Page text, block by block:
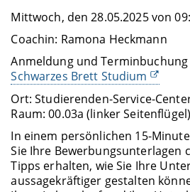
Mittwoch, den 28.05.2025 von
Coachin: Ramona Heckmann
Anmeldung und Terminbuchung
Schwarzes Brett Studium
Ort: Studierenden-Service-
Raum: 00.03a (linker Seitenflügel)
In einem persönlichen 15-
Sie Ihre Bewerbungsunterlagen
Tipps erhalten, wie Sie Ihre
aussagekräftiger gestalten